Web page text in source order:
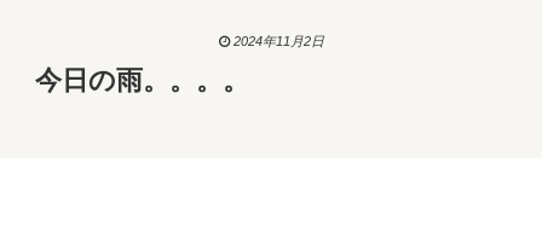
2024年11月2日
今日の雨。。。。